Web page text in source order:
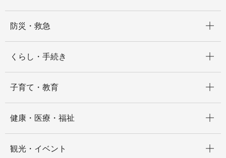
防災・救急
くらし・手続き
子育て・教育
健康・医療・福祉
観光・イベント